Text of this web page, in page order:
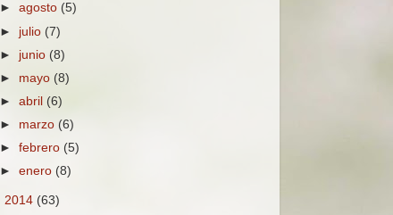
►agosto (5)
► julio (7)
► junio (8)
► mayo (8)
►abril (6)
► marzo (6)
►febrero (5)
►enero (8)
2014 (63)